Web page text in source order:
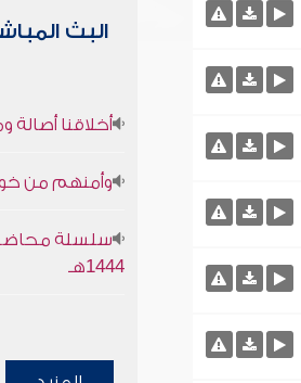
البث
أخلاقنا أصالة
وأمنهم من
سلسلة
1444هـ